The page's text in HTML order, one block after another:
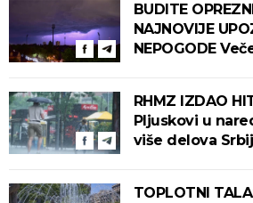
BUDITE
NAJNOVIJE
NEPOGODE
RHMZ IZDAO
Pljuskovi u
više delova
TOPLOTNI